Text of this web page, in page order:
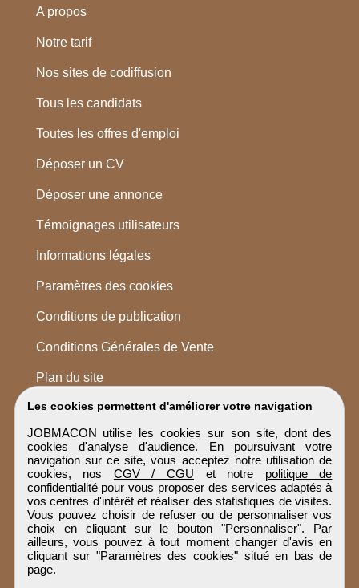
Les cookies permettent d'améliorer votre navigation
JOBMACON utilise les cookies sur son site, dont des
cookies d'analyse d'audience. En poursuivant votre
navigation sur ce site, vous acceptez notre utilisation de
cookies, nos CGV / CGU et notre politique de
confidentialitépour vous proposer des services adaptés à
vos centres d'intérêt et réaliser des statistiques de visites.
Vous pouvez choisir de refuser ou de personnaliser vos
choix en cliquant sur le bouton "Personnaliser". Par
ailleurs, vous pouvez à tout moment changer d'avis en
cliquant sur "Paramètres des cookies" situé en bas de
page.
A propos
Notre tarif
Nos sites de codiffusion
Tous les candidats
Toutes les offres d'emploi
Déposer un CV
Déposer une annonce
Témoignages utilisateurs
Informations légales
Paramètres des cookies
Conditions de publication
Conditions Générales de Vente
Plan du site